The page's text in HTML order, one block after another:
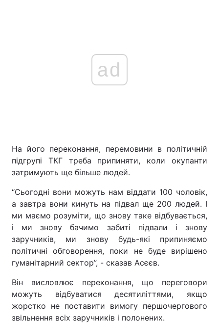
ad
На його переконання, перемовини в політичній
підгрупі ТКГ треба припиняти, коли окупанти
затримують ще більше людей.
“Сьогодні вони можуть нам віддати 100 чоловік,
а завтра вони кинуть на підвал ще 200 людей. І
ми маємо розуміти, що знову таке відбувається,
і ми знову бачимо забиті підвали і знову
заручників, ми знову будь-які припиняємо
політичні обговорення, поки не буде вирішено
гуманітарний сектор”, - сказав Асєєв.
Він висловлює переконання, що переговори
можуть відбуватися десятиліттями, якщо
жорстко не поставити вимогу першочергового
звільнення всіх заручників і полонених.